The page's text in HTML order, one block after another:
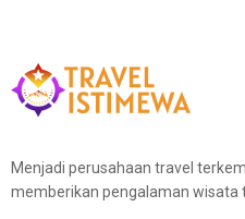
Menjadi perusahaan travel
memberikan pengalaman wisata